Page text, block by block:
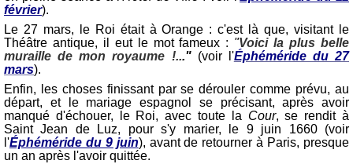
février).
Le 27 mars, le Roi était à Orange : c'est là que, visitant le
Théâtre antique, il eut le mot fameux : "Voici la plus belle
muraille de mon royaume !..." (voir l'Éphéméride du 27
mars).
Enfin, les choses finissant par se dérouler comme prévu, au
départ, et le mariage espagnol se précisant, après avoir
manqué d'échouer, le Roi, avec toute la Cour, se rendit à
Saint Jean de Luz, pour s'y marier, le 9 juin 1660 (voir
l'Éphéméride du 9 juin), avant de retourner à Paris, presque
un an après l'avoir quittée.